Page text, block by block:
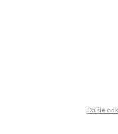
Ďalšie